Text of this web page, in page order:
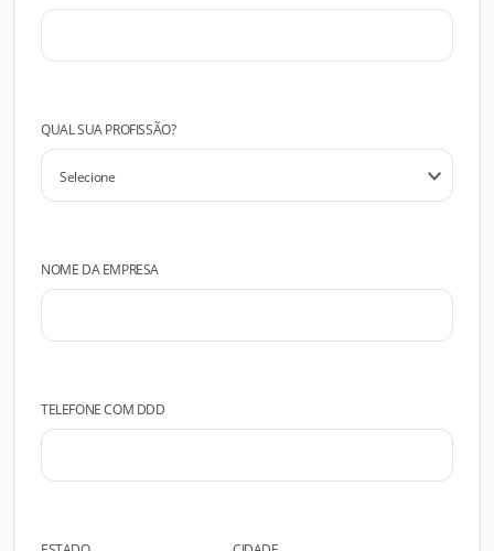
QUAL SUA PROFISSÃO?
NOME DA EMPRESA
TELEFONE COM DDD